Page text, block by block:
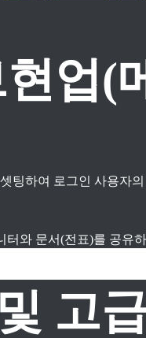
업(
팅하여 로그인 사용자
터와 문서(전표)를 공유
고